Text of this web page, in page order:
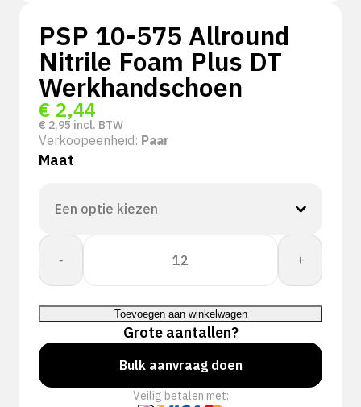
PSP 10-575 Allround
Nitrile Foam Plus DT
Werkhandschoen
€ 2,44
€ 2,95 incl. BTW
Verkoopeenheid: Paar
Maat
-
PSP
575
Nitrile
Foam
Plus
DT
Werkhandschoen
+
Toevoegen aan winkelwagen
Grote aantallen?
Bulk aanvraag doen
Veilig betalen met: